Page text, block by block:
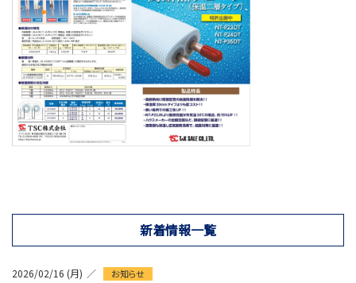
新着情報一覧
2026/02/16 (月) お知らせ